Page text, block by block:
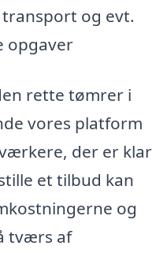
og evt.
opgaver
rette tømrer i
vores platform
der er klar
et tilbud kan
og
tværs af